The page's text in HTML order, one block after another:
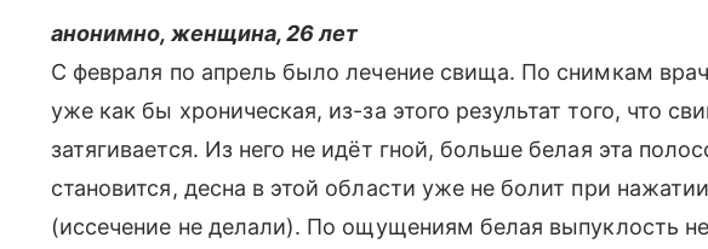
анонимно, женщина, 26 лет
С февраля по апрель было лечение свища. По снимкам врач
уже как бы хроническая, из-за этого результат того, что
затягивается. Из него не идёт гной, больше белая эта
становится, десна в этой области уже не болит при
(иссечение не делали). По ощущениям белая выпуклость